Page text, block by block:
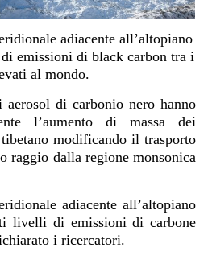
adiacente all’altopiano
emissioni di black carbon tra i
al mondo.
aerosol di carbonio nero hanno
l’aumento di massa dei
modificando il trasporto
raggio dalla regione monsonica
adiacente all’altopiano
livelli di emissioni di carbone
i ricercatori.